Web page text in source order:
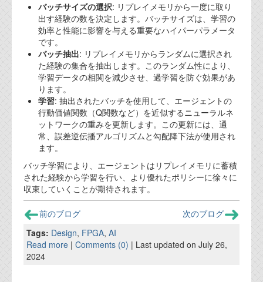
バッチサイズの選択: リプレイメモリから一度に取り
出す経験の数を決定します。バッチサイズは、学習の
効率と性能に影響を与える重要なハイパーパラメータ
です。
バッチ抽出: リプレイメモリからランダムに選択され
た経験の集合を抽出します。このランダム性により、
学習データの相関を減少させ、過学習を防ぐ効果があ
ります。
学習: 抽出されたバッチを使用して、エージェントの
行動価値関数（Q関数など）を近似するニューラルネ
ットワークの重みを更新します。この更新には、通
常、誤差逆伝播アルゴリズムと勾配降下法が使用され
ます。
バッチ学習により、エージェントはリプレイメモリに蓄積
された経験から学習を行い、より優れたポリシーに徐々に
収束していくことが期待されます。
前のブログ
次のブログ
Tags: Design, FPGA, AI
Read more | Comments (0) | Last updated on July 26,
2024